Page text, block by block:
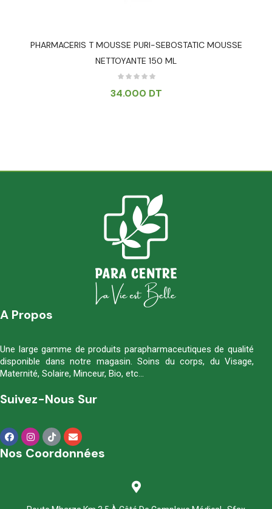
PHARMACERIS T MOUSSE PURI-SEBOSTATIC MOUSSE
NETTOYANTE 150 ML
34.000 DT
A Propos
Une large gamme de produits parapharmaceutiques de qualité
disponible dans notre magasin. Soins du corps, du Visage,
Maternité, Solaire, Minceur, Bio, etc…
Suivez-Nous Sur
Nos Coordonnées